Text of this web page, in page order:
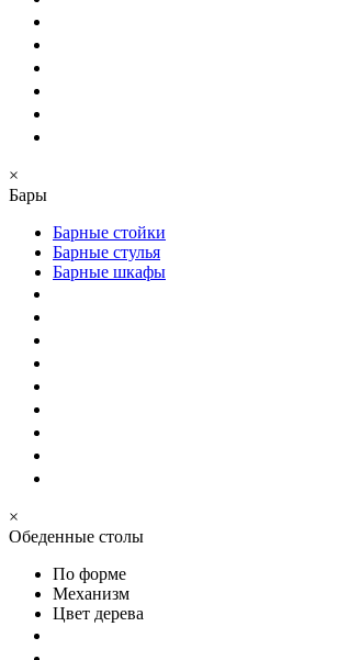
×
Бары
Барные стойки
Барные стулья
Барные шкафы
×
Обеденные столы
По форме
Механизм
Цвет дерева